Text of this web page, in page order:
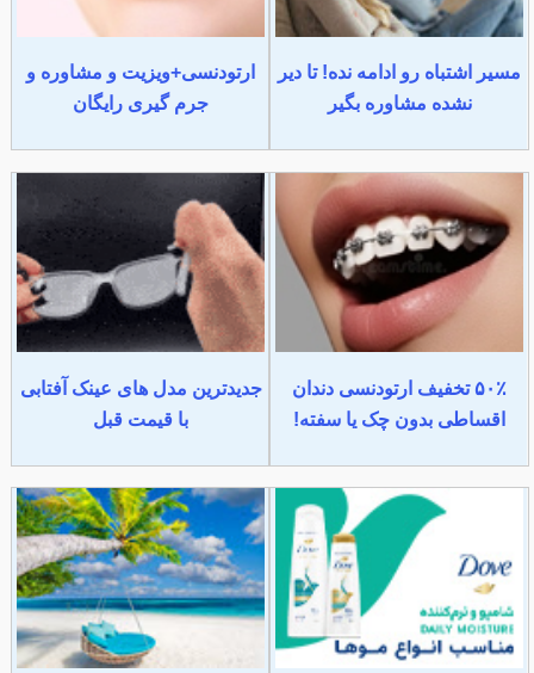
مسیر اشتباه رو ادامه نده! تا دیر
نشده مشاوره بگیر
ارتودنسی+ویزیت و مشاوره و
جرم گیری رایگان
۵۰٪ تخفیف ارتودنسی دندان
اقساطی بدون چک یا سفته!
جدیدترین مدل های عینک آفتابی
با قیمت قبل